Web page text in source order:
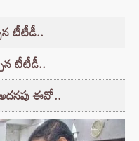
టీటీడీ..
టీటీడీ..
ఈవో..